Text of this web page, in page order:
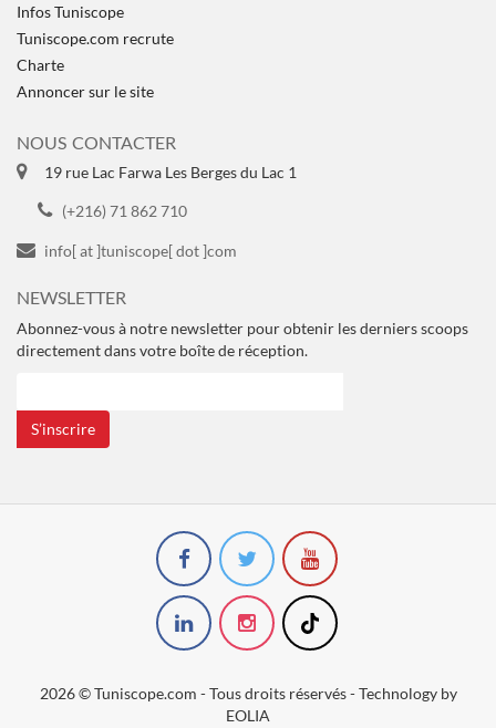
Infos Tuniscope
Tuniscope.com recrute
Charte
Annoncer sur le site
NOUS CONTACTER
19 rue Lac Farwa Les Berges du Lac 1
(+216) 71 862 710
info[ at ]tuniscope[ dot ]com
NEWSLETTER
Abonnez-vous à notre newsletter pour obtenir les derniers scoops
directement dans votre boîte de réception.
S’inscrire
2026 © Tuniscope.com - Tous droits réservés - Technology by
EOLIA